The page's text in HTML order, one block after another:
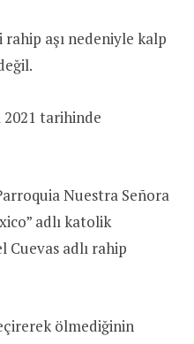
aşı nedeniyle kalp
2021 tarihinde
Nuestra Señora
adlı katolik
Cuevas adlı rahip
ölmediğinin